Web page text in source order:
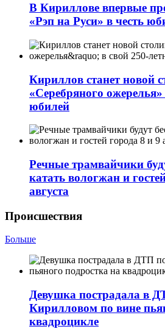
В Кириллове впервые
«Рэп на Руси» в честь
Кириллов станет новой
«Серебряного
юбилей
Речные трамвайчики
катать вологжан и
августа
Происшествия
Больше
Девушка пострадала в
Кирилловом по вине
квадроцикле